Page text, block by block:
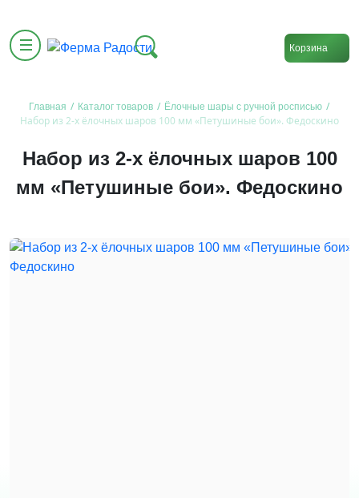
Корзина
Главная / Каталог товаров / Ёлочные шары с ручной росписью /
Набор из 2-х ёлочных шаров 100 мм «Петушиные бои». Федоскино
Набор из 2-х ёлочных шаров 100
мм «Петушиные бои». Федоскино